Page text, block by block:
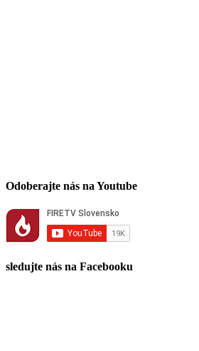
Odoberajte nás na Youtube
sledujte nás na Facebooku